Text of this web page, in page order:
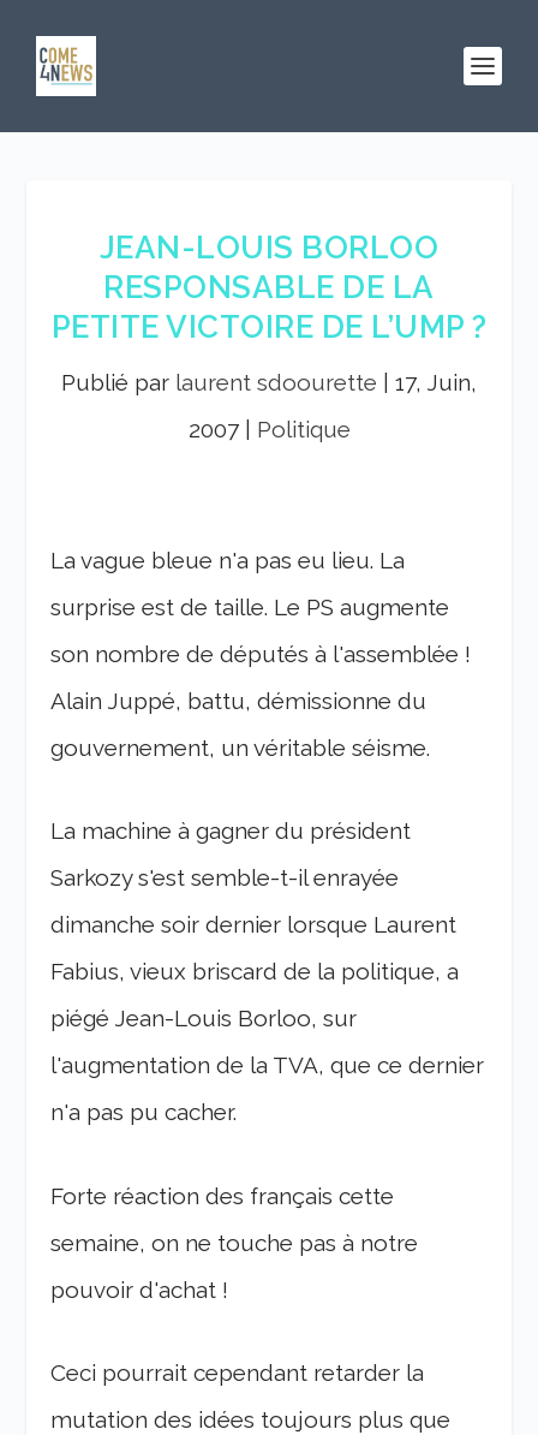
JEAN-LOUIS BORLOO
RESPONSABLE DE LA
PETITE VICTOIRE DE L’UMP ?
Publié par laurent sdoourette
17, Juin,
2007| Politique
La vague bleue n'a pas eu lieu. La
surprise est de taille. Le PS augmente
son nombre de députés à l'assemblée !
Alain Juppé, battu, démissionne du
gouvernement, un véritable séisme.
La machine à gagner du président
Sarkozy s'est semble-t-il enrayée
dimanche soir dernier lorsque Laurent
Fabius, vieux briscard de la politique, a
piégé Jean-Louis Borloo, sur
l'augmentation de la TVA, que ce dernier
n'a pas pu cacher.
Forte réaction des français cette
semaine, on ne touche pas à notre
pouvoir d'achat !
Ceci pourrait cependant retarder la
mutation des idées toujours plus que